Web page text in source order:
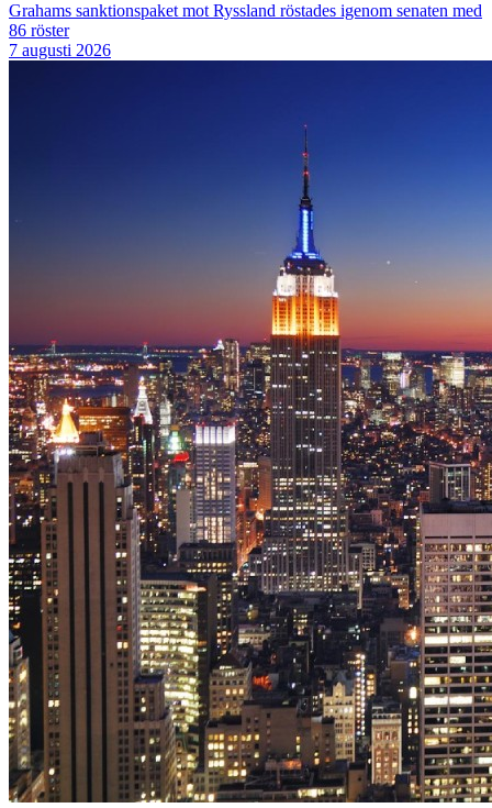
Grahams sanktionspaket mot Ryssland röstades igenom senaten med
86 röster
7 augusti 2026